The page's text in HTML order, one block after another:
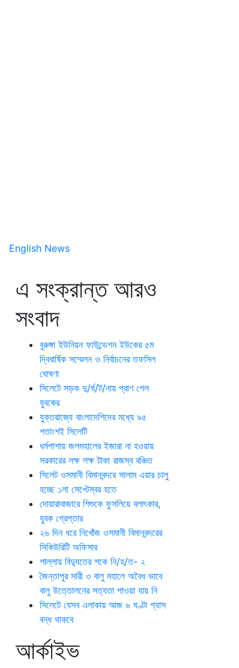
English News
এ সংক্রান্ত আরও
সংবাদ
বুরুঙ্গা ইউনিয়ন ফাউন্ডেশন ইউকের ৫ম
দ্বিবার্ষিক সম্মেলন ও নির্বাচনের তফসিল
ঘোষণা
সিলেটে সড়ক দু/র্ঘ/ট/নায় প্রাণ গেল
যুবকের
যুক্তরাজ্যে বাংলাদেশিদের মধ্যে ৯৫
শতাংশই সিলেটি
ধর্মপাশায় জলমহালের ইজারা না হওয়ায়
সরকারের লক্ষ লক্ষ টাকা রাজস্ব বঞ্চিত
সিলেট ওসমানী বিমানবন্দরে সালাম এয়ার চালু
হচ্ছে ১লা সেপ্টেম্বর হতে
দোয়ারাবাজারে শিশুকে ফুসলিয়ে বলাৎকার,
যুবক গ্রেপ্তার
২৬ দিন ধরে নিখোঁজ ওসমানী বিমানবন্দরের
সিকিউরিটি অফিসার
শাল্লায় বিদ্যুতের শকে নি/হ/ত- ২
জৈন্তাপুর সারী ৩ বালু মহালে অবৈধ ভাবে
বালু উত্তোলনের সত্যতা পাওয়া যায় নি
সিলেটে যেসব এলাকায় আজ ৬ ঘণ্টা গ্যাস
বন্ধ থাকবে
আর্কাইভ